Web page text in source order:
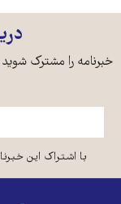
خبرنامه را مشترک شوید
با اشتراک این